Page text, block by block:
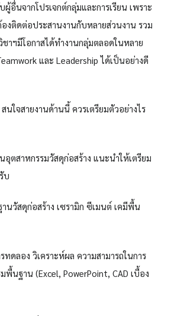
ผู้อื่นจากโปรเจกต์กลุ่มและการเรียน เพราะ
องติดต่อประสานงานกับหลายส่วนงาน รวม
ชาฯมีโอกาสได้ทำงานกลุ่มตลอดในหลาย
และ Leadership ได้เป็นอย่างดี
นใจสายงานด้านนี้ ควรเตรียมตัวอย่างไร
อุตสาหกรรมวัสดุก่อสร้าง แนะนำให้เตรียม
บ
นวัสดุก่อสร้าง เซรามิก ซีเมนต์ เคมีพื้น
ทดลอง วิเคราะห์ผล ความสามารถในการ
พื้นฐาน (Excel, PowerPoint, CAD เบื้อง